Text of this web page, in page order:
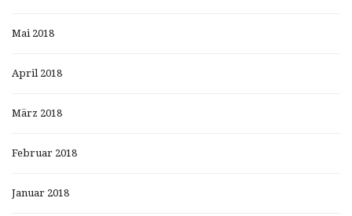
Mai 2018
April 2018
März 2018
Februar 2018
Januar 2018